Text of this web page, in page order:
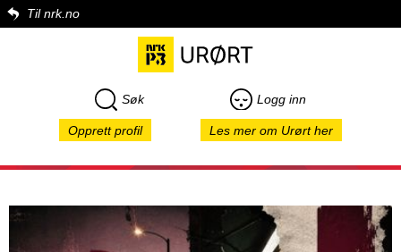
Til nrk.no
Søk Logg inn
Opprett profil Les mer om Urørt her